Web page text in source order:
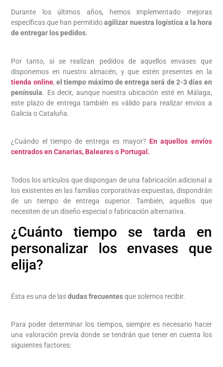
Durante los últimos años, hemos implementado mejoras
específicas que han permitidoagilizar nuestra logística a la hora
de entregar los pedidos.
Por tanto, si se realizan pedidos de aquellos envases que
disponemos en nuestro almacén, y que estén presentes en la
tienda online, el tiempo máximo de entrega será de 2-3 días en
península. Es decir, aunque nuestra ubicación esté en Málaga,
este plazo de entrega también es válido para realizar envíos a
Galicia o Cataluña.
¿Cuándo el tiempo de entrega es mayor? En aquellos envíos
centrados en Canarias, Baleares o Portugal.
Todos los artículos que dispongan de una fabricación adicional a
los existentes en las familias corporativas expuestas, dispondrán
de un tiempo de entrega superior. También, aquellos que
necesiten de un diseño especial o fabricación alternativa.
¿Cuánto tiempo se tarda en
personalizar los envases que
elija?
Ésta es una de lasdudas frecuentesque solemos recibir.
Para poder determinar los tiempos, siempre es necesario hacer
una valoración previa donde se tendrán que tener en cuenta los
siguientes factores: